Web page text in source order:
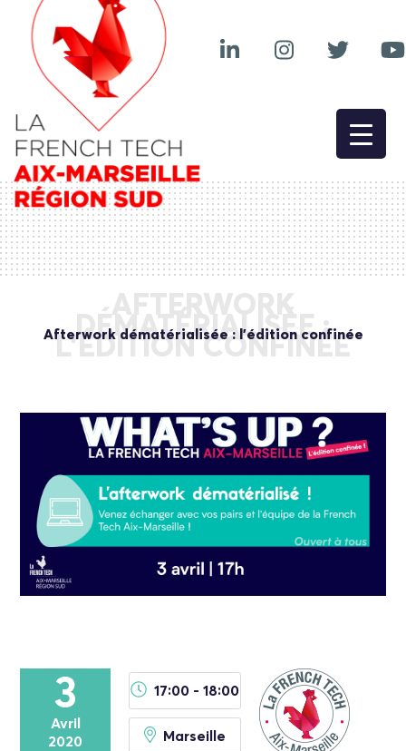
AFTERWORK
DÉMATÉRIALISÉE :
L’ÉDITION CONFINÉE
Afterwork dématérialisée : l’édition confinée
3
Avril
2020
17:00 - 18:00
Marseille